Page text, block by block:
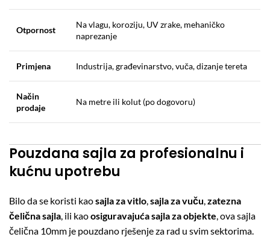
Otpornost
Na vlagu, koroziju, UV zrake, mehaničko
naprezanje
Primjena Industrija, građevinarstvo, vuča, dizanje tereta
Način
prodaje
Na metre ili kolut (po dogovoru)
Pouzdana sajla za profesionalnu i
kućnu upotrebu
Bilo da se koristi kaosajla za vitlo,sajla za vuču,zatezna
čelična sajla, ili kaoosiguravajuća sajla za objekte, ova sajla
čelična 10mm je pouzdano rješenje za rad u svim sektorima.